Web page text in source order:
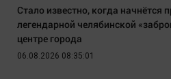
Стало известно, когда начнётся
легендарной челябинской
центре города
06.08.2026 08:35:01